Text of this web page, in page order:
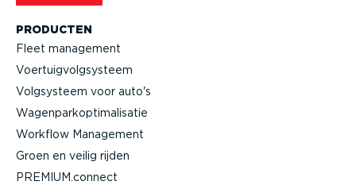
PRODUCTEN
Fleet management
Voertuig­volg­systeem
Volgsysteem voor auto's
Wagen­par­kop­ti­ma­li­satie
Workflow Management
Groen en veilig rijden
PREMIUM.connect